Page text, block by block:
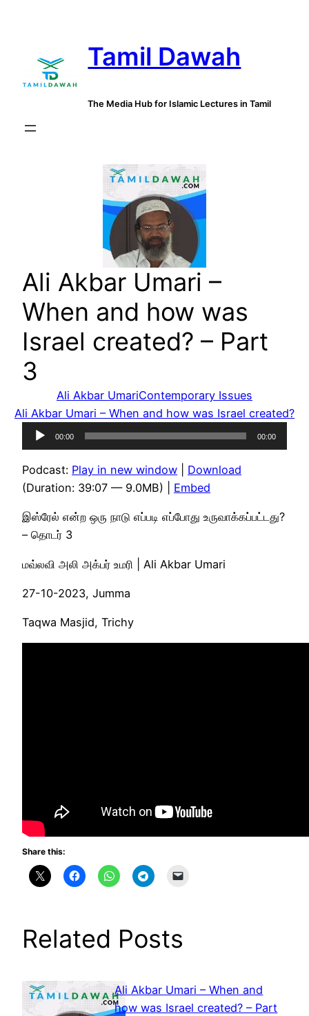
Tamil Dawah
The Media Hub for Islamic Lectures in Tamil
Ali Akbar Umari –
When and how was
Israel created? – Part
3
Ali Akbar UmariContemporary Issues
Ali Akbar Umari – When and how was Israel created?
Audio
Player
00:00 00:00
Podcast: Play in new window
Download
(Duration: 39:07 — 9.0MB) | Embed
இஸ்ரேல் என்ற ஒரு நாடு எப்படி எப்போது உருவாக்கப்பட்டது?
– தொடர் 3
மவ்லவி அலி அக்பர் உமரி | Ali Akbar Umari
27-10-2023, Jumma
Taqwa Masjid, Trichy
Share this:
Related Posts
Ali Akbar Umari – When and
how was Israel created? – Part